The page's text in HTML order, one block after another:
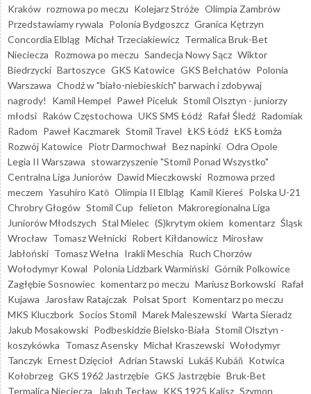
Kraków rozmowa po meczu Kolejarz Stróże Olimpia Zambrów
Przedstawiamy rywala Polonia Bydgoszcz Granica Kętrzyn
Concordia Elbląg Michał Trzeciakiewicz Termalica Bruk-Bet
Nieciecza Rozmowa po meczu Sandecja Nowy Sącz Wiktor
Biedrzycki Bartoszyce GKS Katowice GKS Bełchatów Polonia
Warszawa Chodź w "biało-niebieskich" barwach i zdobywaj
nagrody!
Kamil Hempel Paweł Piceluk Stomil Olsztyn - juniorzy
młodsi Raków Częstochowa UKS SMS Łódź Rafał Śledź Radomiak
Radom Paweł Kaczmarek Stomil Travel ŁKS Łódź ŁKS Łomża
Rozwój Katowice Piotr Darmochwał Bez napinki Odra Opole
Legia II Warszawa stowarzyszenie "Stomil Ponad Wszystko"
Centralna Liga Juniorów Dawid Mieczkowski Rozmowa przed
meczem Yasuhiro Katō Olimpia II Elbląg Kamil Kiereś Polska U-21
Chrobry Głogów Stomil Cup felieton Makroregionalna Liga
Juniorów Młodszych Stal Mielec (S)krytym okiem komentarz Śląsk
Wrocław Tomasz Wełnicki Robert Kiłdanowicz Mirosław
Jabłoński Tomasz Wełna Irakli Meschia Ruch Chorzów
Wołodymyr Kowal Polonia Lidzbark Warmiński Górnik Polkowice
Zagłębie Sosnowiec komentarz po meczu Mariusz Borkowski Rafał
Kujawa
Jarosław Ratajczak Polsat Sport Komentarz po meczu
MKS Kluczbork Socios Stomil Marek Maleszewski Warta Sieradz
Jakub Mosakowski Podbeskidzie Bielsko-Biała Stomil Olsztyn -
koszykówka Tomasz Asensky Michał Kraszewski Wołodymyr
Tanczyk Ernest Dzięcioł Adrian Stawski Lukáš Kubáň Kotwica
Kołobrzeg GKS 1962 Jastrzębie GKS Jastrzębie Bruk-Bet
Termalica Nieciecza
Jakub Tecław KKS 1925 Kalisz Szymon